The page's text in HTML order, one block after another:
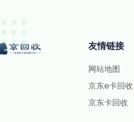
友情链接
网站地图
京东e卡回收
京东卡回收